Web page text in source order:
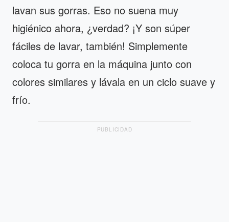
lavan sus gorras. Eso no suena muy
higiénico ahora, ¿verdad? ¡Y son súper
fáciles de lavar, también! Simplemente
coloca tu gorra en la máquina junto con
colores similares y lávala en un ciclo suave y
frío.
PUBLICIDAD